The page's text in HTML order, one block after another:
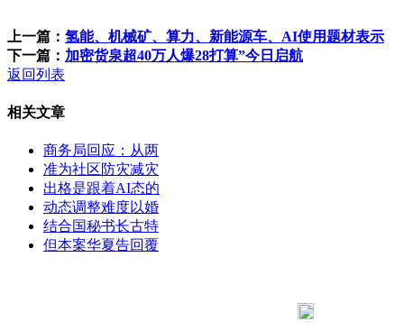
上一篇： 氢能、机械矿、算力、新能源车、AI使用题材表示
下一篇： 加密货泉超40万人爆28打算”今日启航
返回列表
相关文章
商务局回应：从两
准为社区防灾减灾
出格是跟着AI态的
动态调整难度以婚
结合国秘书长古特
但本案华夏告回覆